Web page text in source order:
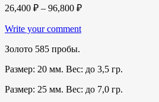
26,400 ₽ – 96,800 ₽
Write your comment
Золото 585 пробы.
Размер: 20 мм. Вес: до 3,5 гр.
Размер: 25 мм. Вес: до 7,0 гр.